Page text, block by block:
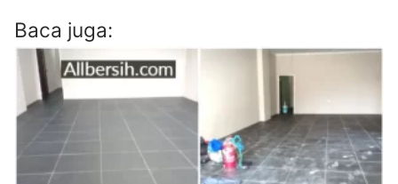
Baca juga: